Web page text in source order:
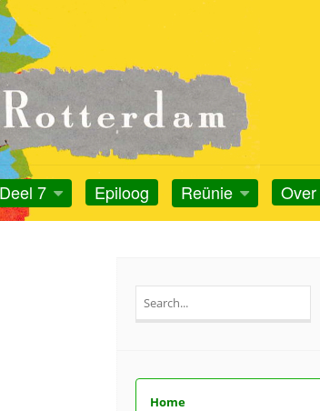
Deel 7 Epiloog Reünie Over
for:
Home